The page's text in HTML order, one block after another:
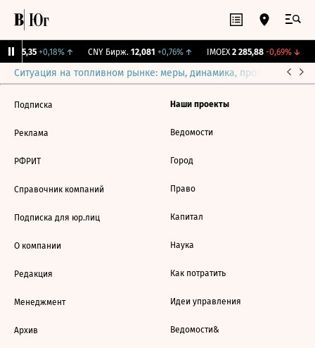
115,35 +0,18%↑ CNY Бирж. 12,081 +0,76%↑ IMOEX 2 285,88 -0,69%↓
Ситуация на топливном рынке: меры, динамика, прогнозы
Подписка
Реклама
РФРИТ
Справочник компаний
Подписка для юр.лиц
О компании
Редакция
Менеджмент
Архив
Наши проекты
Ведомости
Город
Право
Капитал
Наука
Как потратить
Идеи управления
Ведомости&